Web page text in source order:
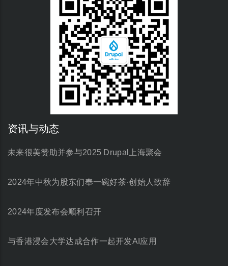
资讯与动态
未来很美赞助并参与2025 Drupal上海聚会
2024年中秋为股东们奉一碗好茶·创始人致辞
2024年度发布会顺利召开
与香港浸会大学达成合作一起开发AI应用